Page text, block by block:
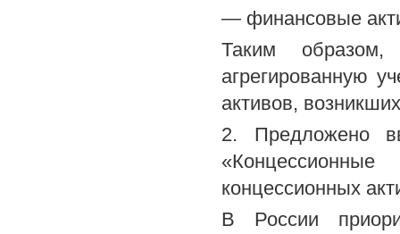
— финансовые
Таким образом,
агрегированную
активов,
2. Предложено
концессионных
В России